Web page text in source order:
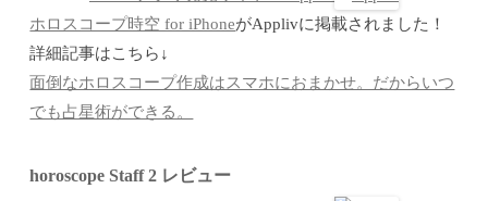
ホロスコープ時空 for iPhoneがApplivに掲載されました！
詳細記事はこちら↓
面倒なホロスコープ作成はスマホにおまかせ。だからいつ
でも占星術ができる。
horoscope Staff 2 レビュー